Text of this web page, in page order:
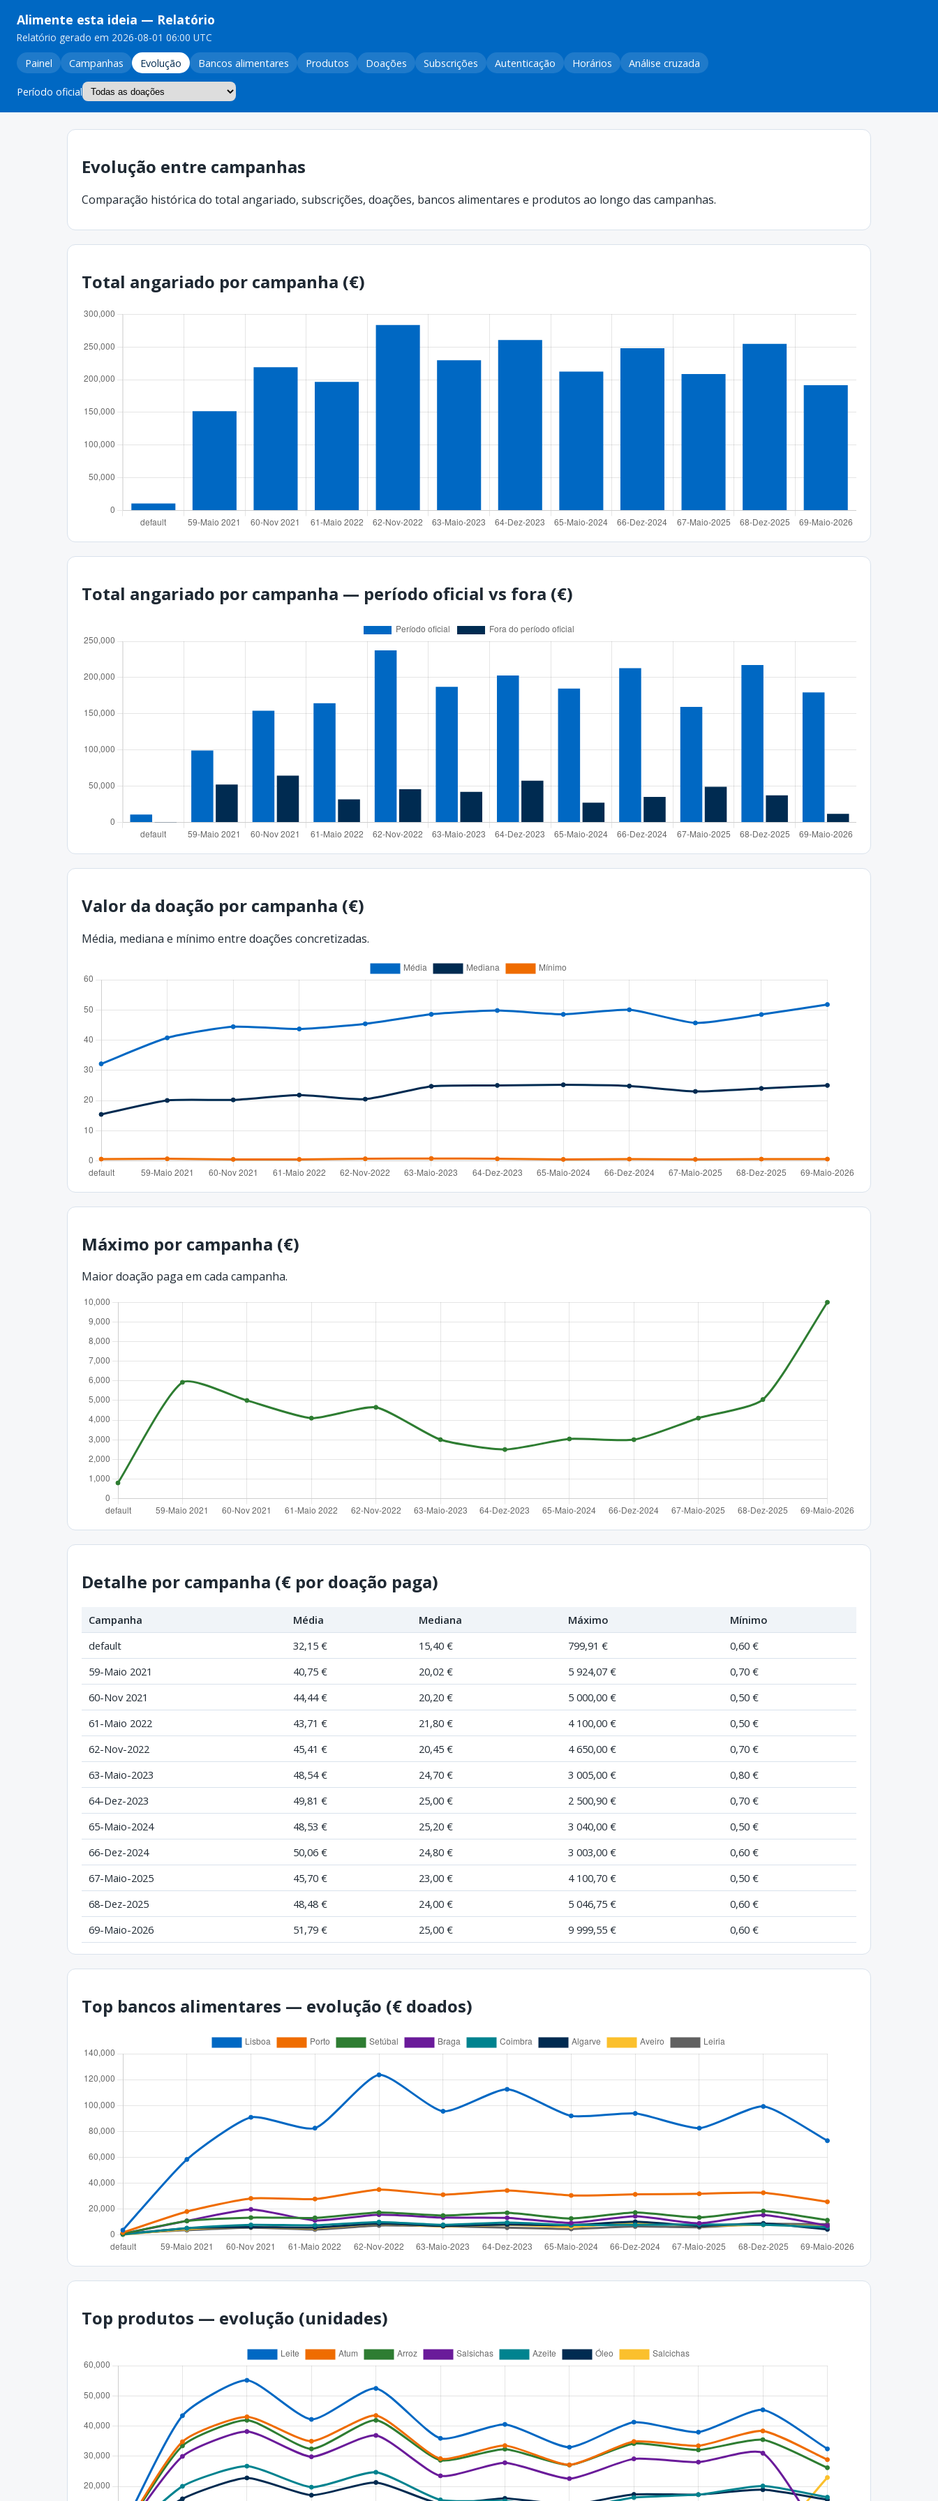
Alimente esta ideia — Relatório
Relatório gerado em 2026-08-01 06:00 UTC
Painel
Campanhas Evolução Bancos alimentares Produtos Doações Subscrições Autenticação Horários Análise cruzada
Período oficial
Evolução entre campanhas
Comparação histórica do total angariado, subscrições, doações, bancos alimentares e produtos ao longo das campanhas.
Total angariado por campanha (€)
Total angariado por campanha — período oficial vs fora (€)
Valor da doação por campanha (€)
Média, mediana e mínimo entre doações concretizadas.
Máximo por campanha (€)
Maior doação paga em cada campanha.
Detalhe por campanha (€ por doação paga)
Campanha Média Mediana Máximo
Mínimo
default
32,15 € 15,40 € 799,91 €
0,60 €
59-Maio 2021
40,75 € 20,02 € 5 924,07 €
0,70 €
60-Nov 2021
44,44 € 20,20 € 5 000,00 €
0,50 €
61-Maio 2022
43,71 € 21,80 € 4 100,00 €
0,50 €
62-Nov-2022
45,41 € 20,45 € 4 650,00 €
0,70 €
63-Maio-2023
48,54 € 24,70 € 3 005,00 €
0,80 €
64-Dez-2023
49,81 € 25,00 € 2 500,90 €
0,70 €
65-Maio-2024
48,53 € 25,20 € 3 040,00 €
0,50 €
66-Dez-2024
50,06 € 24,80 € 3 003,00 €
0,60 €
67-Maio-2025
45,70 € 23,00 € 4 100,70 €
0,50 €
68-Dez-2025
48,48 € 24,00 € 5 046,75 €
0,60 €
69-Maio-2026
51,79 € 25,00 € 9 999,55 € 0,60 €
Top bancos alimentares — evolução (€ doados)
Top produtos — evolução (unidades)